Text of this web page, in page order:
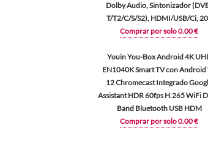
Dolby Audio, Sintonizador
T/T2/C/S/S2), HDMI/USB/Ci,
Comprar por solo 0.00 €
Youin You-Box Android 4K
EN1040K Smart TV con Android
12 Chromecast Integrado
Assistant HDR 60fps H.265 WiFi
Band Bluetooth USB HDM
Comprar por solo 0.00 €